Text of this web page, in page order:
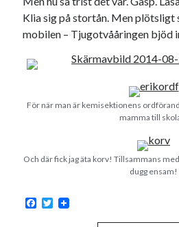
Klia sig på stortån. Men plötsligt
mobilen – Tjugotvååringen bjöd
För när man är kemisektionens
mamma till
Och där fick jag äta korv! Tillsammans
dugg ensam!
F
T